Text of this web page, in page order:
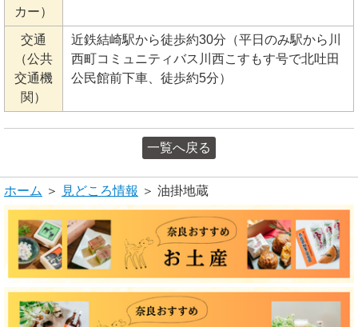
カー）
交通
（公共
交通機
関）
近鉄結崎駅から徒歩約30分（平日のみ駅から川
西町コミュニティバス川西こすもす号で北吐田
公民館前下車、徒歩約5分）
一覧へ戻る
ホーム ＞ 見どころ情報 ＞ 油掛地蔵